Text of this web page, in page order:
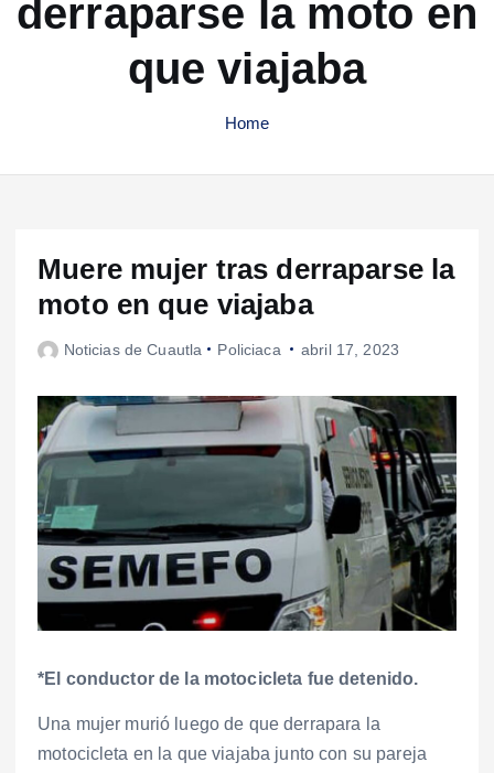
derraparse la moto en
que viajaba
Home
Muere mujer tras derraparse la
moto en que viajaba
Noticias de Cuautla Policiaca abril 17, 2023
*El conductor de la motocicleta fue detenido.
Una mujer murió luego de que derrapara la
motocicleta en la que viajaba junto con su pareja